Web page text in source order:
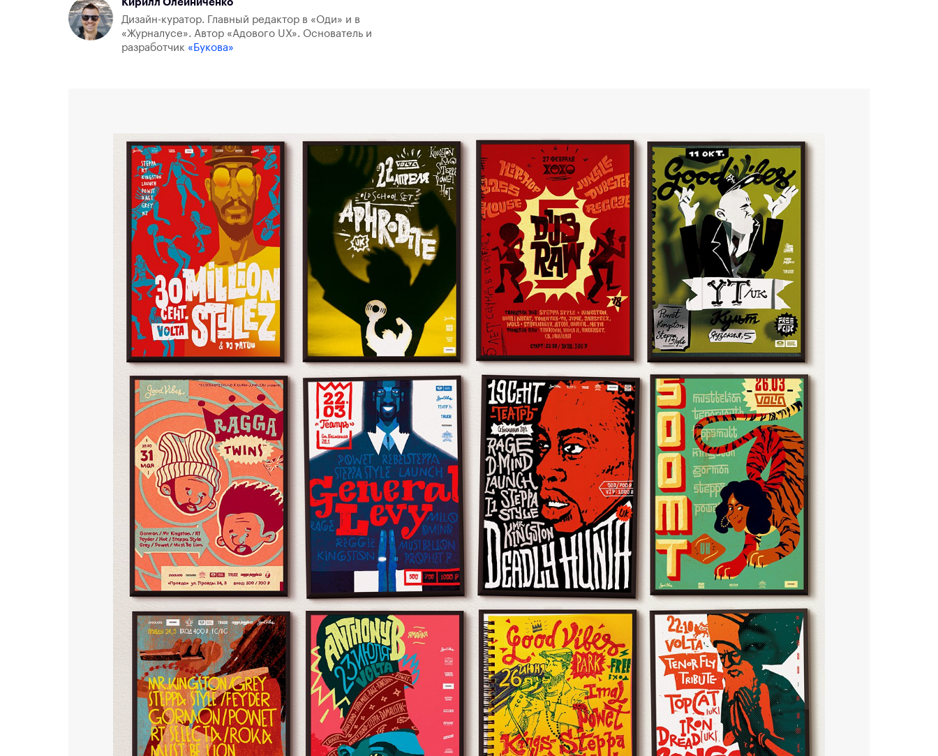
Кирилл Олейниченко
Дизайн-куратор. Главный редактор в «Оди» и в
«Журналусе». Автор «Адового UX». Основатель и
разработчик «Букова»